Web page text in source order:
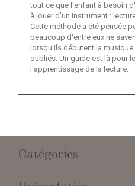
tout ce que l'enfant à besoin
à jouer d'un instrument :
Cette méthode a été pensée
beaucoup d'entre eux ne
lorsqu'ils débutent la
oubliés. Un guide est là pour
l'apprentissage de la lecture.
Catégories